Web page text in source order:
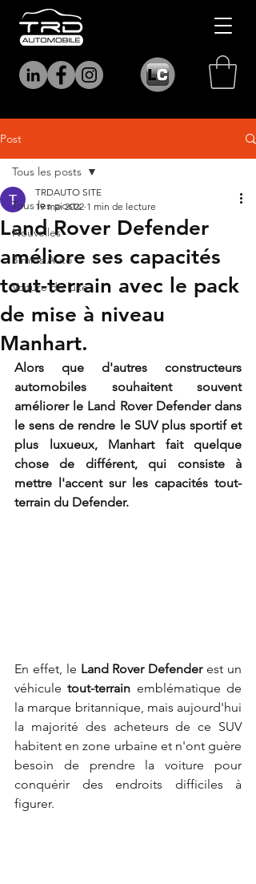
Post
Tous les posts
Nouvelles
3 mins Auto
Voiture de luxe
Tous les posts
Land Rover Defender
améliore ses capacités
tout-terrain avec le pack
de mise à niveau
Manhart.
TRDAUTO SITE
19 mai 2022 1 min de lecture
Alors que d'autres constructeurs
automobiles souhaitent souvent
améliorer le Land Rover Defender dans
le sens de rendre le SUV plus sportif et
plus luxueux, Manhart fait quelque
chose de différent, qui consiste à
mettre l'accent sur les capacités tout-
terrain du Defender.
En effet, le Land Rover Defender est un
véhicule tout-terrain emblématique de
la marque britannique, mais aujourd'hui
la majorité des acheteurs de ce SUV
habitent en zone urbaine et n'ont guère
besoin de prendre la voiture pour
conquérir des endroits difficiles à
figurer.